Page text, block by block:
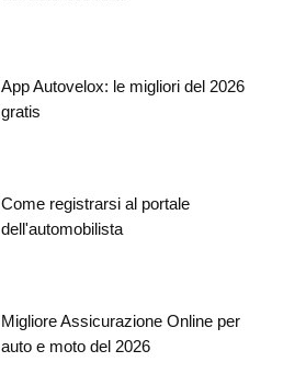
App Autovelox: le migliori del 2026
gratis
Come registrarsi al portale
dell'automobilista
Migliore Assicurazione Online per
auto e moto del 2026